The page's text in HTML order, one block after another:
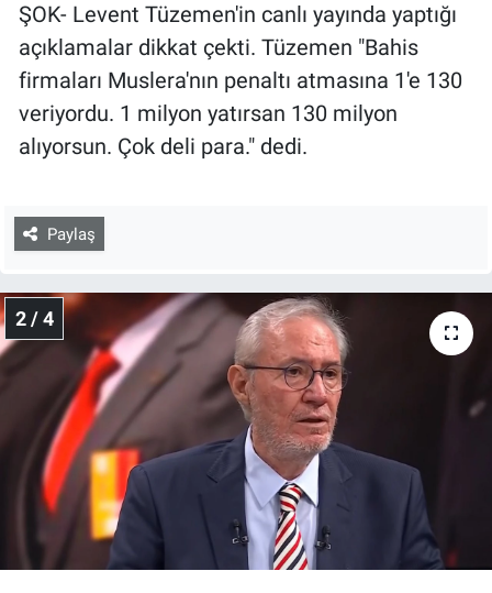
ŞOK- Levent Tüzemen'in canlı yayında yaptığı
açıklamalar dikkat çekti. Tüzemen "Bahis
firmaları Muslera'nın penaltı atmasına 1'e 130
veriyordu. 1 milyon yatırsan 130 milyon
alıyorsun. Çok deli para." dedi.
Paylaş
2 / 4